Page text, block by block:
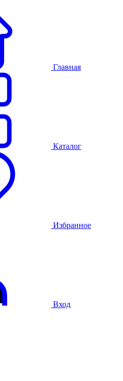
Главная
Каталог
Избранное
Вход